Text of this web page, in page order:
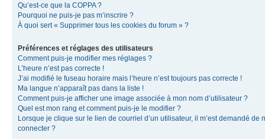
Qu’est-ce que la COPPA ?
Pourquoi ne puis-je pas m’inscrire ?
À quoi sert « Supprimer tous les cookies du forum » ?
Préférences et réglages des utilisateurs
Comment puis-je modifier mes réglages ?
L’heure n’est pas correcte !
J’ai modifié le fuseau horaire mais l’heure n’est toujours pas correcte !
Ma langue n’apparaît pas dans la liste !
Comment puis-je afficher une image associée à mon nom d’utilisateur ?
Quel est mon rang et comment puis-je le modifier ?
Lorsque je clique sur le lien de courriel d’un utilisateur, il m’est demandé de
connecter ?